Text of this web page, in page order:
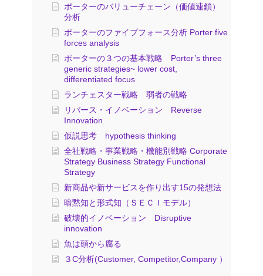
ポーターのバリューチェーン（価値連鎖）
分析
ポーターのファイブフォース分析 Porter five
forces analysis
ポーターの３つの基本戦略 Porter’s three
generic strategies~ lower cost,
differentiated focus
ランチェスター戦略 弱者の戦略
リバース・イノベーション Reverse
Innovation
仮説思考 hypothesis thinking
全社戦略・事業戦略・機能別戦略 Corporate
Strategy Business Strategy Functional
Strategy
新商品や新サービスを作り出す15の発想法
暗黙知と形式知（ＳＥＣＩモデル）
破壊的イノベーション Disruptive
innovation
魚は頭から腐る
３C分析(Customer, Competitor,Company ）